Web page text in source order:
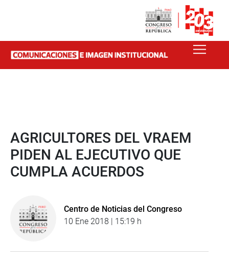
AGRICULTORES DEL VRAEM
PIDEN AL EJECUTIVO QUE
CUMPLA ACUERDOS
Centro de Noticias del Congreso
10 Ene 2018 | 15:19 h